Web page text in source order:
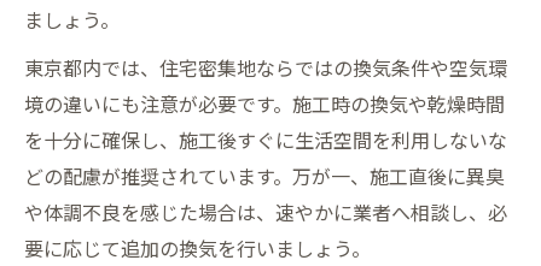
準
家族全員が心地よいハウスコーティングの
選び方
東京都で選ぶ赤ちゃんも安全な施工業者の
特徴
ましょう。
東京都内では、住宅密集地ならではの換気条件や空気環
境の違いにも注意が必要です。施工時の換気や乾燥時間
を十分に確保し、施工後すぐに生活空間を利用しないな
どの配慮が推奨されています。万が一、施工直後に異臭
や体調不良を感じた場合は、速やかに業者へ相談し、必
要に応じて追加の換気を行いましょう。